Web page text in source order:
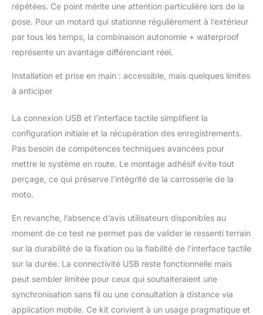
répétées. Ce point mérite une attention particulière lors de la
pose. Pour un motard qui stationne régulièrement à l’extérieur
par tous les temps, la combinaison autonomie + waterproof
représente un avantage différenciant réel.
Installation et prise en main : accessible, mais quelques limites
à anticiper
La connexion USB et l’interface tactile simplifient la
configuration initiale et la récupération des enregistrements.
Pas besoin de compétences techniques avancées pour
mettre le système en route. Le montage adhésif évite tout
perçage, ce qui préserve l’intégrité de la carrosserie de la
moto.
En revanche, l’absence d’avis utilisateurs disponibles au
moment de ce test ne permet pas de valider le ressenti terrain
sur la durabilité de la fixation ou la fiabilité de l’interface tactile
sur la durée. La connectivité USB reste fonctionnelle mais
peut sembler limitée pour ceux qui souhaiteraient une
synchronisation sans fil ou une consultation à distance via
application mobile. Ce kit convient à un usage pragmatique et